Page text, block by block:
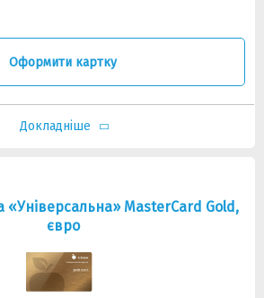
Оформити картку
Докладніше
MasterCard Gold,
євро